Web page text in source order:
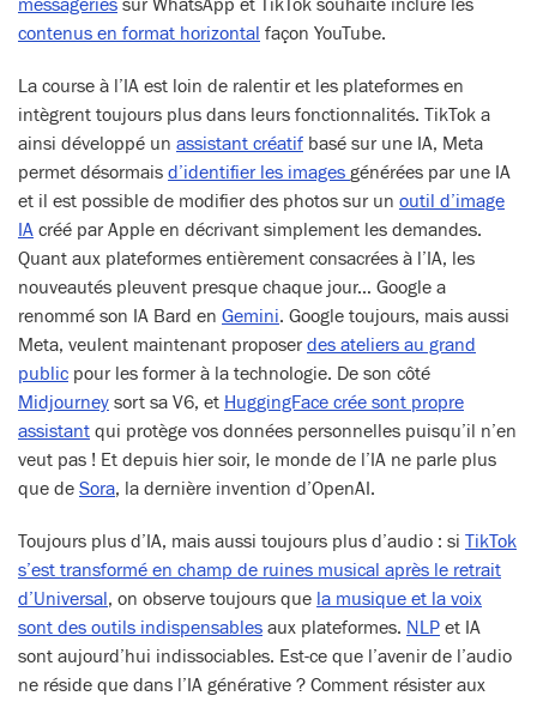
messageries sur WhatsApp et TikTok souhaite inclure les
contenus en format horizontal façon YouTube.
La course à l’IA est loin de ralentir et les plateformes en
intègrent toujours plus dans leurs fonctionnalités. TikTok a
ainsi développé un assistant créatif basé sur une IA, Meta
permet désormais d’identifier les images générées par une IA
et il est possible de modifier des photos sur un outil d’image
IA créé par Apple en décrivant simplement les demandes.
Quant aux plateformes entièrement consacrées à l’IA, les
nouveautés pleuvent presque chaque jour… Google a
renommé son IA Bard en Gemini. Google toujours, mais aussi
Meta, veulent maintenant proposerdes ateliers au grand
public pour les former à la technologie. De son côté
Midjourney sort sa V6, et HuggingFace crée sont propre
assistant qui protège vos données personnelles puisqu’il n’en
veut pas ! Et depuis hier soir, le monde de l’IA ne parle plus
que de Sora, la dernière invention d’OpenAI.
Toujours plus d’IA, mais aussi toujours plus d’audio : si TikTok
s’est transformé en champ de ruines musical après le retrait
d’Universal, on observe toujours que la musique et la voix
sont des outils indispensables aux plateformes. NLP et IA
sont aujourd’hui indissociables. Est-ce que l’avenir de l’audio
ne réside que dans l’IA générative ? Comment résister aux